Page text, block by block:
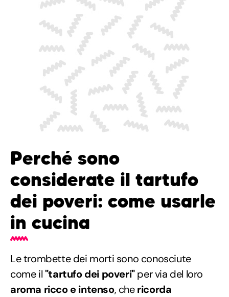
Perché sono
considerate il tartufo
dei poveri: come usarle
in cucina
Le trombette dei morti sono conosciute
come il"tartufo dei poveri"per via del loro
aroma ricco e intenso, chericorda